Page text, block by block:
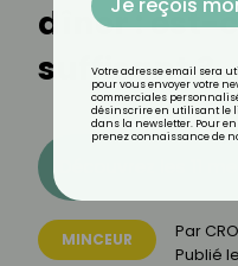
dîner : est-
suffisant ?
MINCEUR Par
Publié le
Votre adresse email sera
pour vous envoyer votre
commerciales
désinscrire en utilisant le
dans la newsletter. Pour
prenez connaissance de